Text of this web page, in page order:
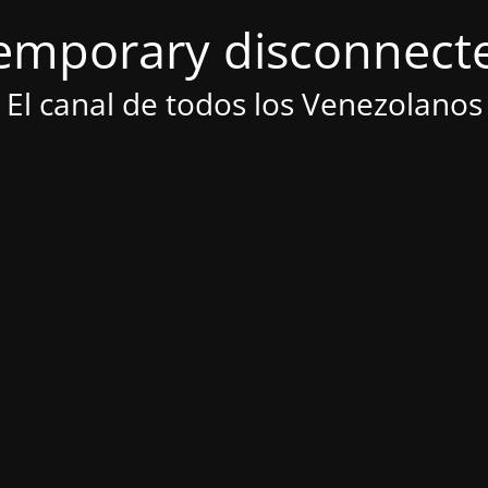
El canal de todos los Venezolanos